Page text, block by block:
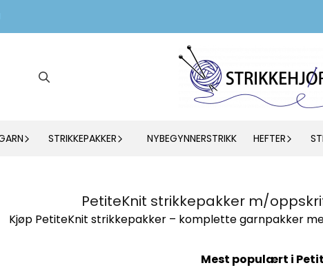
STRIKKEPAKKER NYBEGYNNERSTRIKK HEFTER
PetiteKnit strikkepakker m/
Kjøp PetiteKnit strikkepakker – komplette garnpakker
Mest populært i